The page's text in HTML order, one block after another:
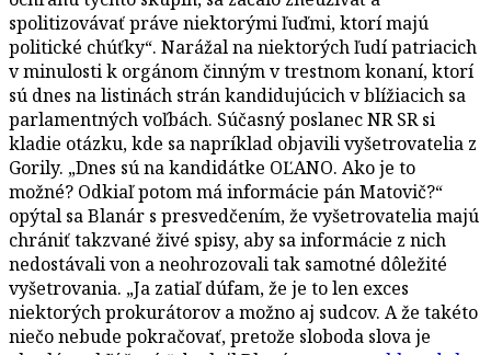
spolitizovávať práve niektorými ľuďmi, ktorí majú
politické chúťky“. Narážal na niektorých ľudí patriacich
v minulosti k orgánom činným v trestnom konaní, ktorí
sú dnes na listinách strán kandidujúcich v blížiacich sa
parlamentných voľbách. Súčasný poslanec NR SR si
kladie otázku, kde sa napríklad objavili vyšetrovatelia z
Gorily. „Dnes sú na kandidátke OĽANO. Ako je to
možné? Odkiaľ potom má informácie pán Matovič?“
opýtal sa Blanár s presvedčením, že vyšetrovatelia majú
chrániť takzvané živé spisy, aby sa informácie z nich
nedostávali von a neohrozovali tak samotné dôležité
vyšetrovania. „Ja zatiaľ dúfam, že je to len exces
niektorých prokurátorov a možno aj sudcov. A že takéto
niečo nebude pokračovať, pretože sloboda slova je